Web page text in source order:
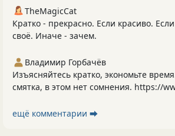
TheMagicCat
Кратко - прекрасно. Если красиво.
своё. Иначе - зачем.
Владимир Горбачёв
Изъясняйтесь кратко, экономьте
смятка, в этом нет сомнения. https://
ещё комментарии ⮕